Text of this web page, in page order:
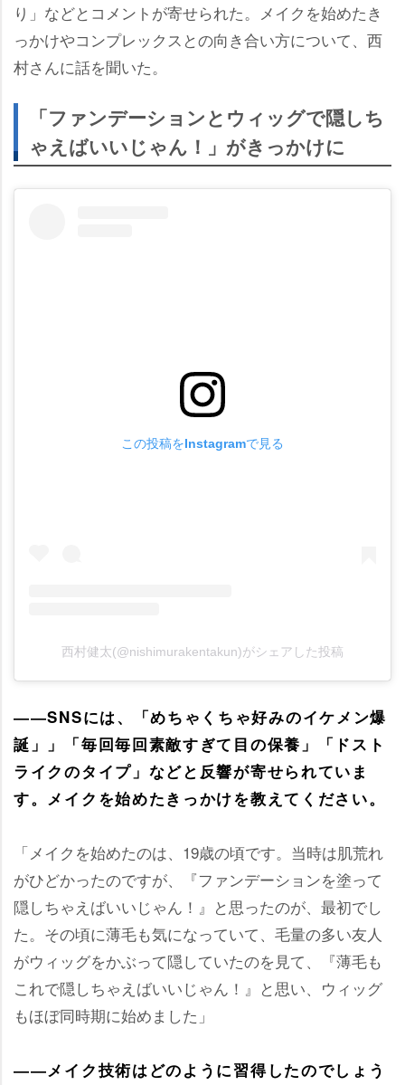
り」などとコメントが寄せられた。メイクを始めたき
っかけやコンプレックスとの向き合い方について、西
村さんに話を聞いた。
「ファンデーションとウィッグで隠しち
ゃえばいいじゃん！」がきっかけに
この投稿をInstagramで見る
西村健太(@nishimurakentakun)がシェアした投稿
――SNSには、「めちゃくちゃ好みのイケメン爆
誕」」「毎回毎回素敵すぎて目の保養」「ドスト
ライクのタイプ」などと反響が寄せられていま
す。メイクを始めたきっかけを教えてください。
「メイクを始めたのは、19歳の頃です。当時は肌荒れ
がひどかったのですが、『ファンデーションを塗って
隠しちゃえばいいじゃん！』と思ったのが、最初でし
た。その頃に薄毛も気になっていて、毛量の多い友人
がウィッグをかぶって隠していたのを見て、『薄毛も
これで隠しちゃえばいいじゃん！』と思い、ウィッグ
もほぼ同時期に始めました」
――メイク技術はどのように習得したのでしょう